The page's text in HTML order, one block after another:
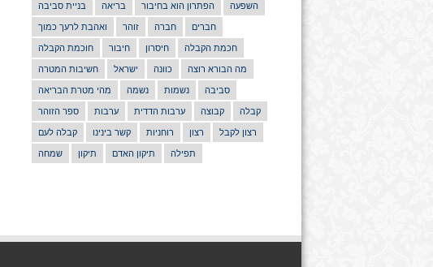
בניית סביבה בריאה הפתרון הוא בחיבור השפעה
ואהבת לרעך כמוך זוהר חברה חברים
חוכמת הקבלה חיבור חיסרון חכמת הקבלה
חשיבות המטרה ישראל כוונה מה הבורא רוצה
מהי מטרת הבריאה נשמה נשמות סביבה
ספר הזוהר ערבות ערבות הדדית קבוצה קבלה
קבלה לעם קשר בינינו רוחניות רצון רצון לקבל
שמחה תיקון תיקון האדם תפילה